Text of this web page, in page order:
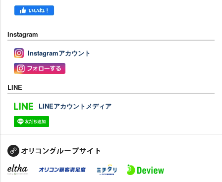
Instagram
Instagramアカウント
LINE
LINEアカウントメディア